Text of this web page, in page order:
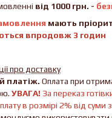
від 1000 грн. -
мають
впродовж 3 годин
про доставку
платіж. Оплата при
УВАГА! За переказ
в розмірі 2% від суми